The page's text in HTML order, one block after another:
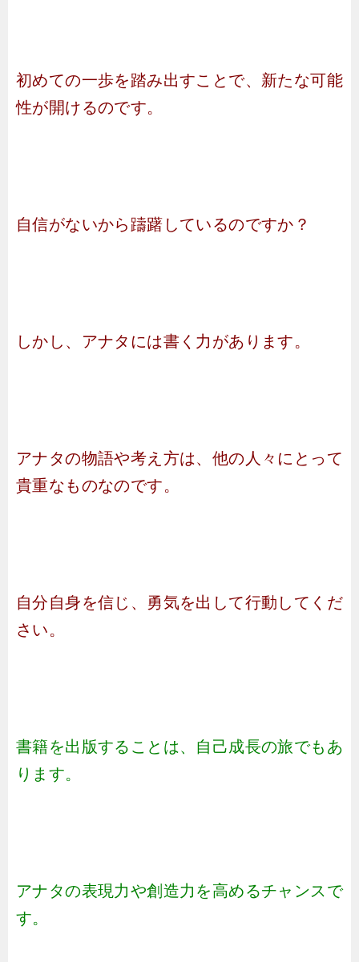
初めての一歩を踏み出すことで、新たな可能
性が開けるのです。
自信がないから躊躇しているのですか？
しかし、アナタには書く力があります。
アナタの物語や考え方は、他の人々にとって
貴重なものなのです。
自分自身を信じ、勇気を出して行動してくだ
さい。
書籍を出版することは、自己成長の旅でもあ
ります。
アナタの表現力や創造力を高めるチャンスで
す。